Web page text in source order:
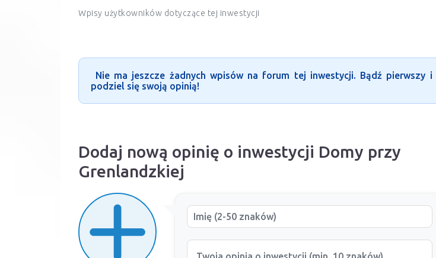
Wpisy użytkowników dotyczące tej inwestycji
Nie ma jeszcze żadnych wpisów na forum tej inwestycji. Bądź pierwszy i
podziel się swoją opinią!
Dodaj nową opinię o inwestycji Domy przy
Grenlandzkiej